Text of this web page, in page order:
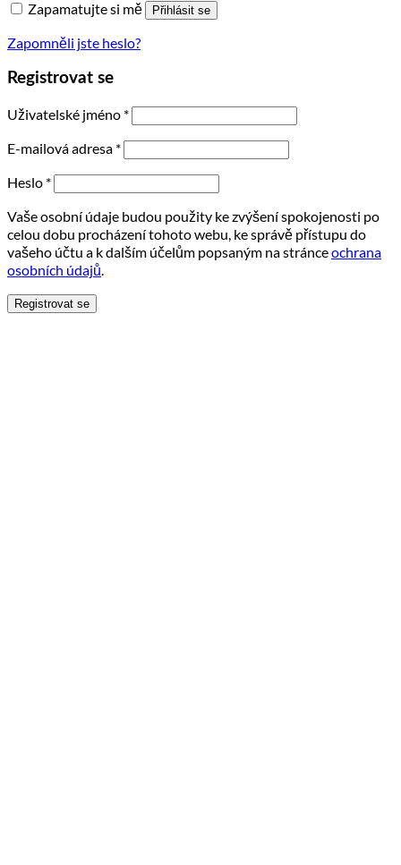
Zapamatujte si mě
Přihlásit se
Zapomněli jste heslo?
Registrovat se
Uživatelské jméno *
E-mailová adresa *
Heslo *
Vaše osobní údaje budou použity ke zvýšení spokojenosti po
celou dobu procházení tohoto webu, ke správě přístupu do
vašeho účtu a k dalším účelům popsaným na stránceochrana
osobních údajů.
Registrovat se